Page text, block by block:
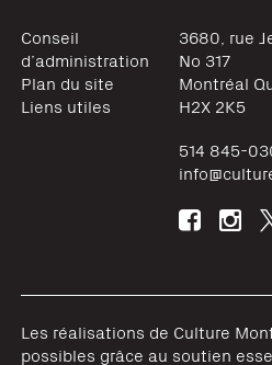
Conseil
d’administration
Plan du site
Liens utiles
3680, rue
No 317
Montréal
H2X 2K5
514 845-
Les réalisations de Culture
possibles grâce au soutien